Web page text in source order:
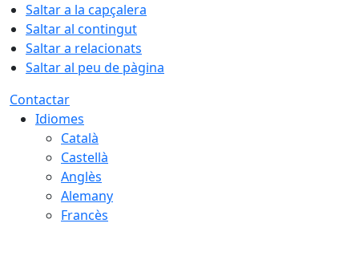
Saltar a la capçalera
Saltar al contingut
Saltar a relacionats
Saltar al peu de pàgina
Contactar
Idiomes
Català
Castellà
Anglès
Alemany
Francès